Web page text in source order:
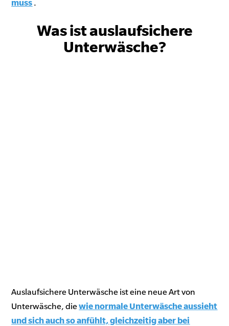
muss .
Was ist auslaufsichere
Unterwäsche?
Auslaufsichere Unterwäsche ist eine neue Art von
Unterwäsche, diewie normale Unterwäsche aussieht
und sich auch so anfühlt, gleichzeitig aber bei